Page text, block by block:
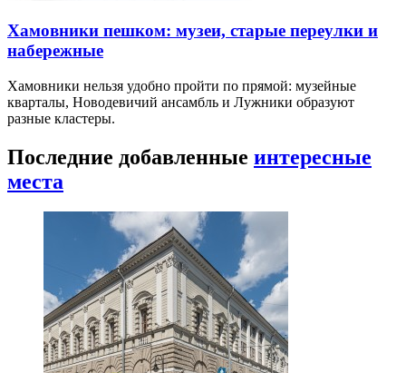
Хамовники пешком: музеи, старые переулки и
набережные
Хамовники нельзя удобно пройти по прямой: музейные
кварталы, Новодевичий ансамбль и Лужники образуют
разные кластеры.
Последние добавленные интересные
места